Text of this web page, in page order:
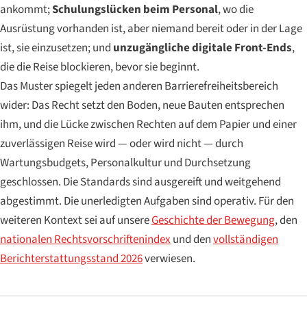
ankommt;Schulungslücken beim Personal, wo die
Ausrüstung vorhanden ist, aber niemand bereit oder in der Lage
ist, sie einzusetzen; und unzugängliche digitale Front-Ends,
die die Reise blockieren, bevor sie beginnt.
Das Muster spiegelt jeden anderen Barrierefreiheitsbereich
wider: Das Recht setzt den Boden, neue Bauten entsprechen
ihm, und die Lücke zwischen Rechten auf dem Papier und einer
zuverlässigen Reise wird — oder wird nicht — durch
Wartungsbudgets, Personalkultur und Durchsetzung
geschlossen. Die Standards sind ausgereift und weitgehend
abgestimmt. Die unerledigten Aufgaben sind operativ. Für den
weiteren Kontext sei auf unsereGeschichte der Bewegung, den
nationalen Rechtsvorschriftenindexund denvollständigen
Berichterstattungsstand 2026verwiesen.